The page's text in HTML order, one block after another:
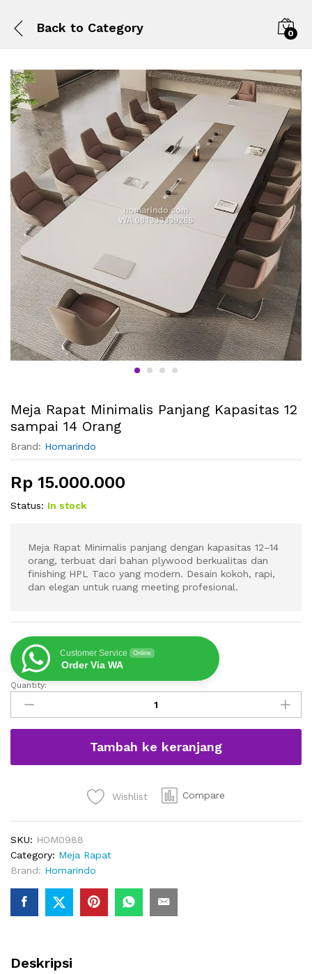
Back to Category 0
Meja Rapat Minimalis Panjang Kapasitas 12
sampai 14 Orang
Brand: Homarindo
Rp 15.000.000
Status: In stock
Meja Rapat Minimalis panjang dengan kapasitas 12–14
orang, terbuat dari bahan plywood berkualitas dan
finishing HPL Taco yang modern. Desain kokoh, rapi,
dan elegan untuk ruang meeting profesional.
Customer Service Online
Order Via WA
Meja
Rapat
Minimalis
Panjang
12
Quantity:
Tambah ke keranjang
Wishlist Compare
SKU: HOM0988
Category: Meja Rapat
Brand: Homarindo
Deskripsi